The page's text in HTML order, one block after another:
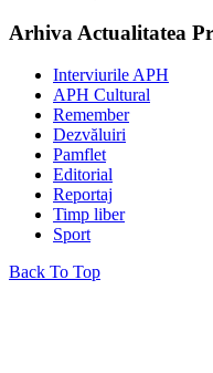
Arhiva Actualitatea
Interviurile APH
APH Cultural
Remember
Dezvăluiri
Pamflet
Editorial
Reportaj
Timp liber
Sport
Back To Top